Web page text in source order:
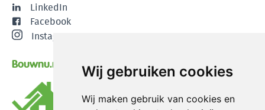
Wij gebruiken cookies
Wij maken gebruik van cookies en
LinkedIn
Facebook
Instagram
Bouwnu.nl